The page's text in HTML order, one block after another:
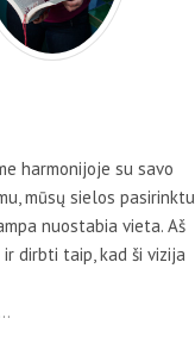
harmonijoje su savo
mūsų sielos pasirinktu
nuostabia vieta. Aš
dirbti taip, kad ši vizija